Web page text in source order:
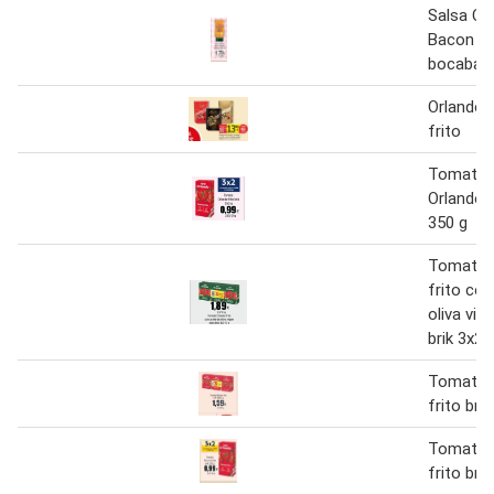
Salsa
Bacon
Orlando
frito
Tomate
Orlando
350 g
Tomate
frito
oliva
brik
Tomate
frito brik
Tomate
frito brik